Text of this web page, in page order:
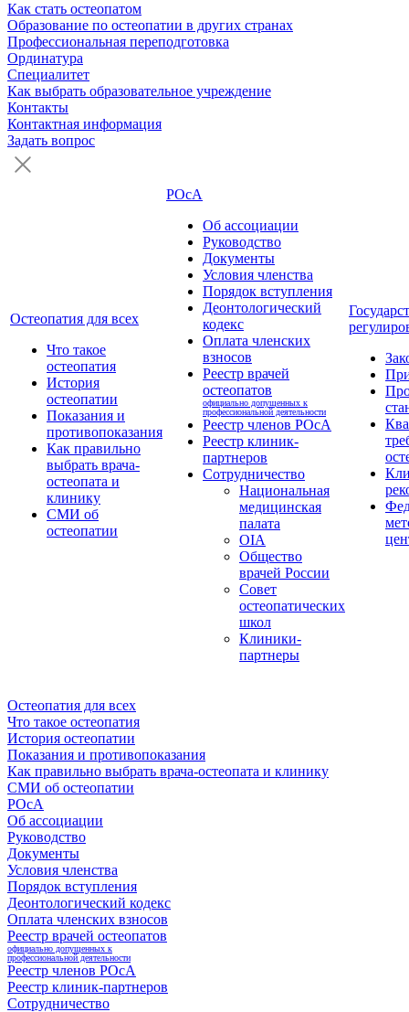
Как стать остеопатом
Образование по остеопатии в других странах
Профессиональная переподготовка
Ординатура
Специалитет
Как выбрать образовательное учреждение
Контакты
Контактная информация
Задать вопрос
Остеопатия для всех
Что такое
остеопатия
История
остеопатии
Показания и
противопоказания
Как правильно
выбрать врача-
остеопата и
клинику
СМИ об
остеопатии
РОсА
Об ассоциации
Руководство
Документы
Условия членства
Порядок вступления
Деонтологический
кодекс
Оплата членских
взносов
Реестр врачей
остеопатов
официально допущенных к
профессиональной деятельности
Реестр членов РОсА
Реестр клиник-
партнеров
Сотрудничество
Национальная
медицинская
палата
OIA
Общество
врачей России
Совет
остеопатических
школ
Клиники-
партнеры
Остеопатия для всех
Что такое остеопатия
История остеопатии
Показания и противопоказания
Как правильно выбрать врача-остеопата и клинику
СМИ об остеопатии
РОсА
Об ассоциации
Руководство
Документы
Условия членства
Порядок вступления
Деонтологический кодекс
Оплата членских взносов
Реестр врачей остеопатов
официально допущенных к
профессиональной деятельности
Реестр членов РОсА
Реестр клиник-партнеров
Сотрудничество